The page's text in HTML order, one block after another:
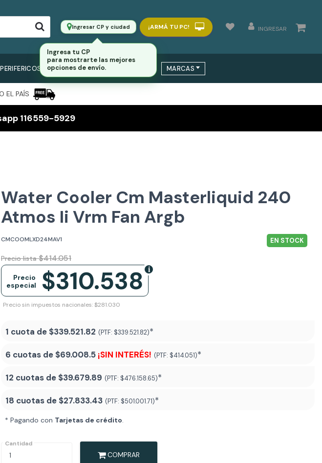
Ingresar CP y ciudad ¡ARMÁ TU PC! INGRESAR
PERIFERICOS SERVIDORES / SWITCHS MARCAS
EL PAÍS
116559-5929
Water Cooler Cm Masterliquid 240
Atmos Ii Vrm Fan Argb
CMCOOMLXD24MAV1 EN STOCK
Precio lista $414.051
$310.538
Precio
especial
Precio sin impuestos nacionales: $281.030
1 cuota de $339.521.82 (PTF: $339.521.82)*
6 cuotas de $69.008.5 ¡SIN INTERÉS! (PTF: $414.051)*
12 cuotas de $39.679.89 (PTF: $476.158.65)*
18 cuotas de $27.833.43 (PTF: $501.001.71)*
* Pagando con Tarjetas de crédito.
Cantidad
COMPRAR